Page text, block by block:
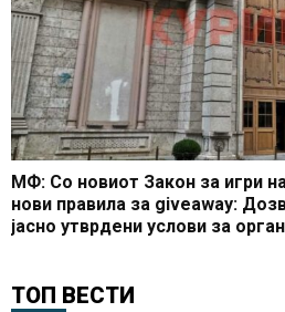
МФ: Со новиот Закон за игри
нови правила за giveaway:
јасно утврдени услови за
ТОП ВЕСТИ